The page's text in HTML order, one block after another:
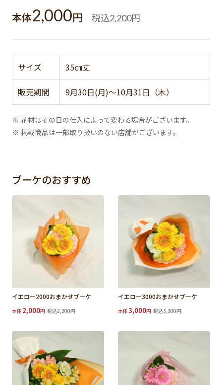
本体2,000円 税込2,200円
サイズ 35㎝丈
販売期間 9月30日(月)～10月31日（木）
※ 花材はその日の仕入によって変わる場合がございます。
※ 掲載商品は一部取り扱いのない店舗がございます。
ブーケのおすすめ
イエロー2000おまかせブーケ
本体 2,000円 税込2,200円
イエロー3000おまかせブーケ
本体3,000円 税込3,300円